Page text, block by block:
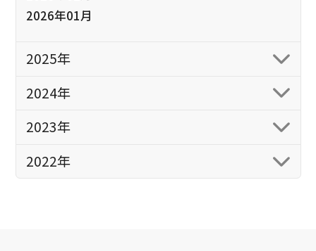
2026年01月
2025年
2024年
2023年
2022年